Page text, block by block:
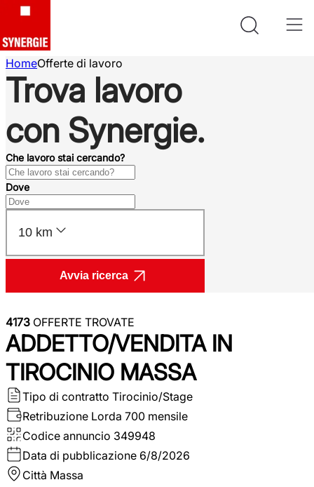
HomeOfferte di lavoro
Trova lavoro
con Synergie.
Che lavoro stai cercando?
Dove
10 km
Avvia ricerca
4173 OFFERTE TROVATE
ADDETTO/VENDITA IN
TIROCINIO MASSA
Tipo di contratto Tirocinio/Stage
Retribuzione Lorda 700 mensile
Codice annuncio 349948
Data di pubblicazione 6/8/2026
Città Massa